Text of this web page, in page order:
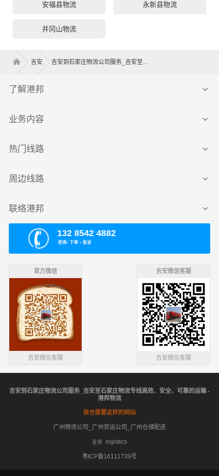
安福县物流 永新县物流
井冈山物流
吉安 吉安到石家庄物流公司服务_吉安至石家庄物流专线高效、安全、可靠的运输
了解港邦
业务内容
热门线路
周边线路
联络港邦
132 8542 4882
咨询▪ 下单 ▪ 投诉
官方微信
吉安微信客服
吉安微信客服
吉安微信客服
吉安到石家庄物流公司服务_吉安至石家庄物流专线高效、安全、可靠的运输 -
港邦物流
我也需要这样的网站
广州物流公司_广州货运公司_广州仓储配送
吉安 logistics
粤ICP备16111739号